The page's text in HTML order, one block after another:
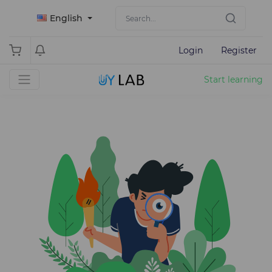
English
Login Register
Start learning